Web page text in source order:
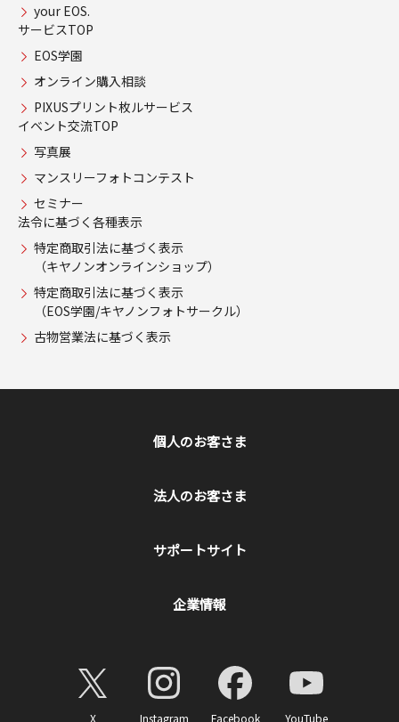
your EOS.
サービスTOP
EOS学園
オンライン購入相談
PIXUSプリント枚ルサービス
イベント交流TOP
写真展
マンスリーフォトコンテスト
セミナー
法令に基づく各種表示
特定商取引法に基づく表示
（キヤノンオンラインショップ）
特定商取引法に基づく表示
（EOS学園/キヤノンフォトサークル）
古物営業法に基づく表示
個人のお客さま
法人のお客さま
サポートサイト
企業情報
X Instagram Facebook YouTube